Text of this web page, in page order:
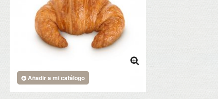
Añadir a mi catálogo